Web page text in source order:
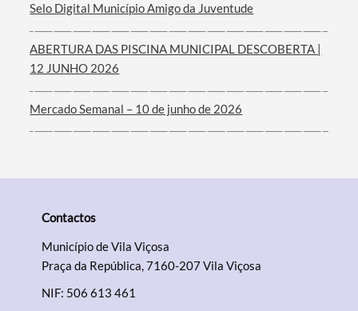
Selo Digital Município Amigo da Juventude
ABERTURA DAS PISCINA MUNICIPAL DESCOBERTA |
12 JUNHO 2026
Mercado Semanal – 10 de junho de 2026
Contactos
Município de Vila Viçosa
Praça da República, 7160-207 Vila Viçosa
NIF: 506 613 461